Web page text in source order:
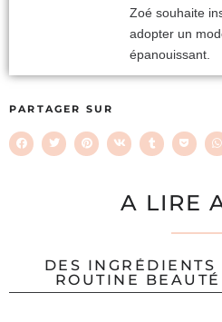
Zoé souhaite
adopter un
épanouissant.
PARTAGER SUR
A LIRE
DES
ROUTINE